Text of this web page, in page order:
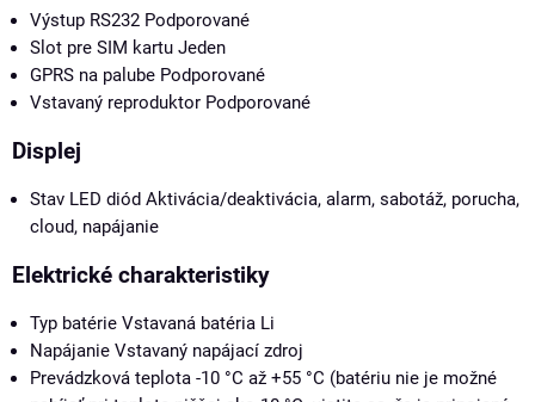
Výstup RS232 Podporované
Slot pre SIM kartu Jeden
GPRS na palube Podporované
Vstavaný reproduktor Podporované
Displej
Stav LED diód Aktivácia/deaktivácia, alarm, sabotáž, porucha,
cloud, napájanie
Elektrické charakteristiky
Typ batérie Vstavaná batéria Li
Napájanie Vstavaný napájací zdroj
Prevádzková teplota -10 °C až +55 °C (batériu nie je možné